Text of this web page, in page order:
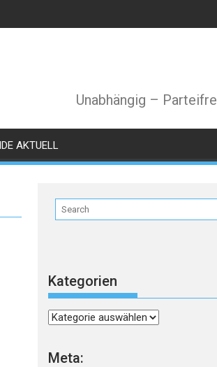
Unabhängig –
AKTUELL
Kategorien
Kategorien
Meta: